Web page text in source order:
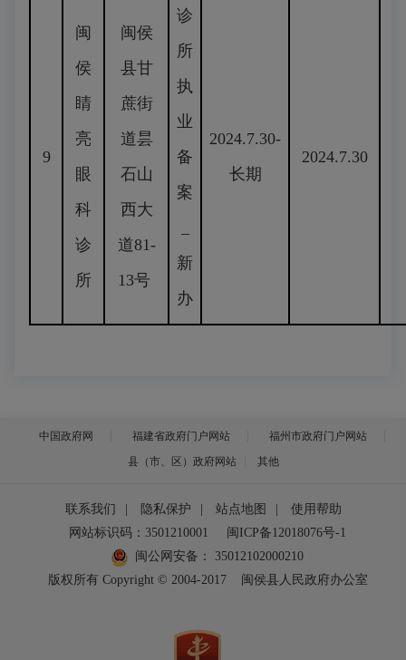
9
闽
侯
睛
亮
眼
科
诊
所
闽侯
县甘
蔗街
道昙
石山
西大
道81-
13号
诊
所
执
业
备
案
新
办
2024.7.30-
长期
2024.7.30
中国政府网 福建省政府门户网站
福州市政府门户网站
县（市、区）政府网站
其他
联系我们 隐私保护 站点地图
使用帮助
网站标识码：3501210001
闽ICP备12018076号-1
闽公网安备：
35012102000210
版权所有 Copyright © 2004-2017
闽侯县人民政府办公室